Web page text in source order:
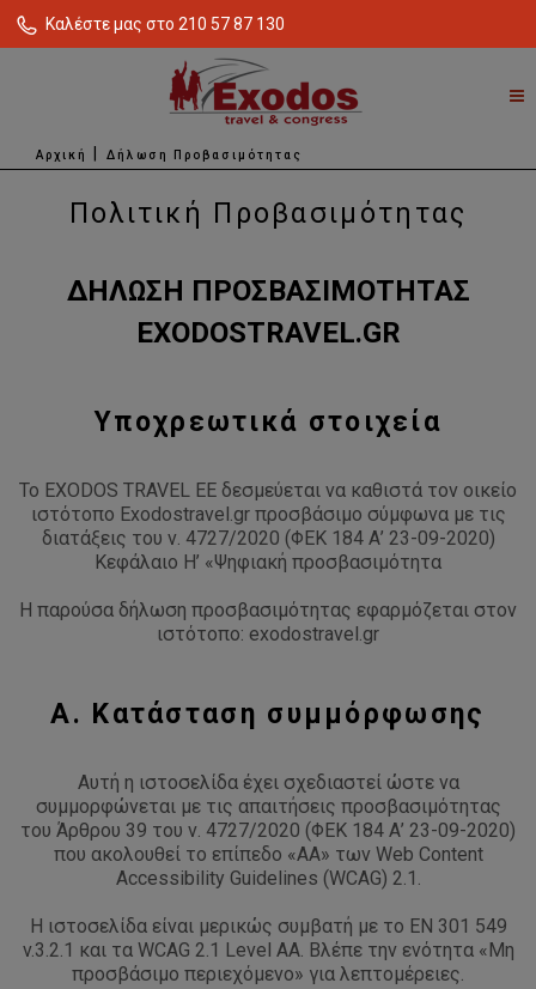
Καλέστε μας στο 210 57 87 130
Αρχική Δήλωση Προβασιμότητας
Πολιτική Προβασιμότητας
ΔΗΛΩΣΗ ΠΡΟΣΒΑΣΙΜΟΤΗΤΑΣ
EXODOSTRAVEL.GR
Υποχρεωτικά στοιχεία
To EXODOS TRAVEL EE δεσμεύεται να καθιστά τον οικείο
ιστότοπο Exodostravel.gr προσβάσιμο σύμφωνα με τις
διατάξεις του ν. 4727/2020 (ΦΕΚ 184 Α’ 23-09-2020)
Κεφάλαιο Η’ «Ψηφιακή προσβασιμότητα
Η παρούσα δήλωση προσβασιμότητας εφαρμόζεται στον
ιστότοπο: exodostravel.gr
Α. Κατάσταση συμμόρφωσης
Αυτή η ιστοσελίδα έχει σχεδιαστεί ώστε να
συμμορφώνεται με τις απαιτήσεις προσβασιμότητας
του Άρθρου 39 του ν. 4727/2020 (ΦΕΚ 184 Α’ 23-09-2020)
που ακολουθεί το επίπεδο «AA» των Web Content
Accessibility Guidelines (WCAG) 2.1.
Η ιστοσελίδα είναι μερικώς συμβατή με το EN 301 549
v.3.2.1 και τα WCAG 2.1 Level AA. Βλέπε την ενότητα «Μη
προσβάσιμο περιεχόμενο» για λεπτομέρειες.